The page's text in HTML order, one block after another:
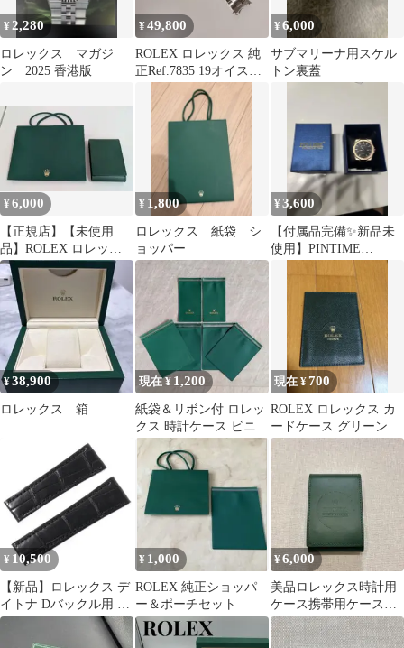
¥ 2,280
ロレックス マガジ
ン 2025 香港版
¥49,800
ROLEX ロレックス 純
正Ref.7835 19オイスタ
ーブレスレット19mm
¥6,000
サブマリーナ用スケル
トン裏蓋
¥6,000
【正規店】【未使用
品】ROLEX ロレック
ス 時計ケース 紙袋
¥ 1,800
ロレックス 紙袋 シ
ョッパー
¥3,600
【付属品完備✨新品未
使用】PINTIME
PINSHI SERIES 腕時計
¥38,900
ロレックス 箱
現在 ¥ 1,200
紙袋＆リボン付 ロレッ
クス 時計ケース ビニー
ル製ロゴあり2枚+ロゴ
なし4枚
現在 ¥700
ROLEX ロレックス カ
ードケース グリーン
¥ 10,500
【新品】ロレックス デ
イトナ Dバックル用 ク
ロコダイル 黒 20mm-
¥ 1,000
ROLEX 純正ショッパ
ー＆ポーチセット
¥6,000
美品ロレックス時計用
ケース携帯用ケースグ
リーンカラー腕時計用
メンズ/レディース用